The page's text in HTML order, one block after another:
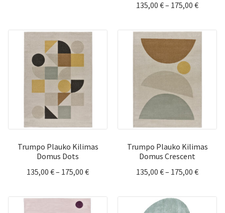
through
135,00 €– 175,00 €Price
135,00 €
Trumpo Plauko Kilimas
Domus Dots
135,00 €– 175,00 €Price
135,00 €
Trumpo Plauko Kilimas
Domus Crescent
135,00 €– 175,00 €Price
135,00 €